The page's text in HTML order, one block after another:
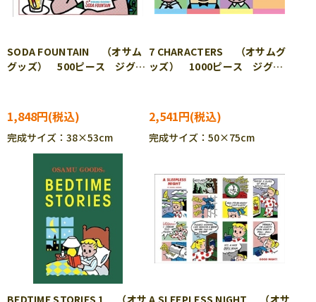
SODA FOUNTAIN （オサム
グッズ） 500ピース ジグソ
1,848円
完成サイズ：38×53cm
7 CHARACTERS （オサムグ
ッズ） 1000ピース ジグソ
2,541円
完成サイズ：50×75cm